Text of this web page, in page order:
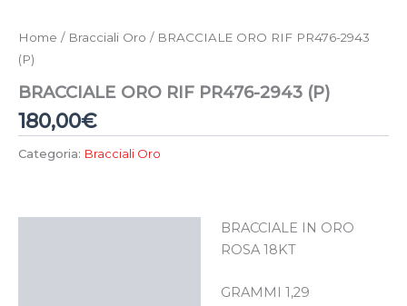
Home / Bracciali Oro / BRACCIALE ORO RIF PR476-2943
(P)
BRACCIALE ORO RIF PR476-2943 (P)
180,00€
Categoria: Bracciali Oro
BRACCIALE IN ORO
ROSA 18KT
GRAMMI 1,29